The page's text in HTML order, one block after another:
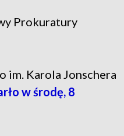
Prokuratury
im. Karola Jonschera
w środę, 8